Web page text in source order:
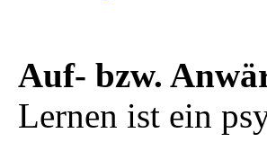
Auf- bzw.
Lernen ist ein